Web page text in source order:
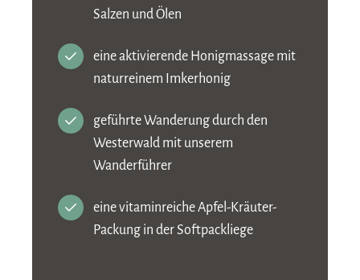
Salzen und Ölen
eine aktivierende Honigmassage mit
naturreinem Imkerhonig
geführte Wanderung durch den
Westerwald mit unserem
Wanderführer
eine vitaminreiche Apfel-Kräuter-
Packung in der Softpackliege